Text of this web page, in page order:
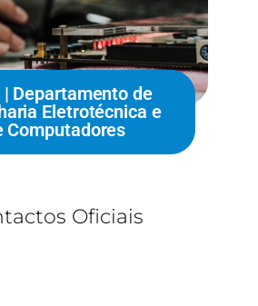
| Departamento de
Eletrotécnica e
Computadores
Oficiais